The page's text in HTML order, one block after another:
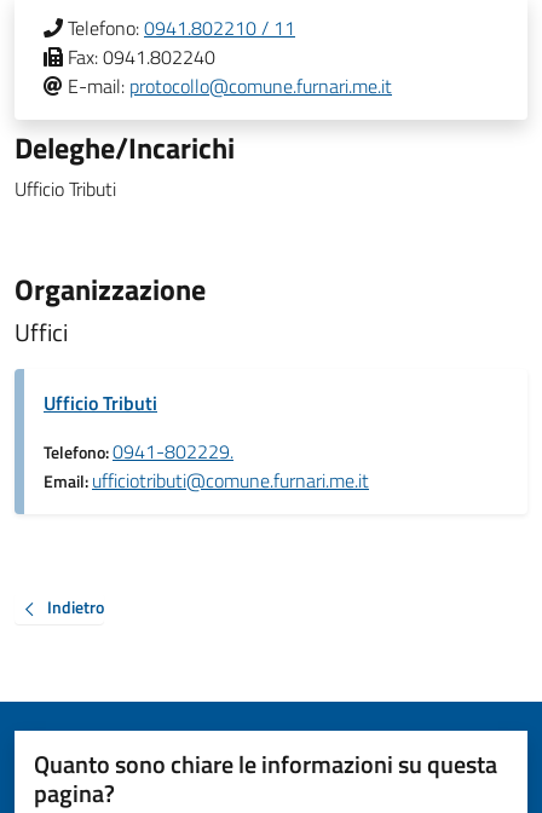
Telefono:0941.802210 / 11
Fax:0941.802240
E-mail: protocollo@comune.furnari.me.it
Deleghe/Incarichi
Ufficio Tributi
Organizzazione
Uffici
Ufficio Tributi
Telefono:0941-802229.
Email:ufficiotributi@comune.furnari.me.it
Indietro
Quanto sono chiare le informazioni su questa
pagina?